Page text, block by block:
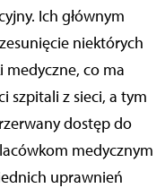
Ich głównym
niektórych
medyczne, co ma
szpitali z sieci, a tym
dostęp do
medycznym
uprawnień